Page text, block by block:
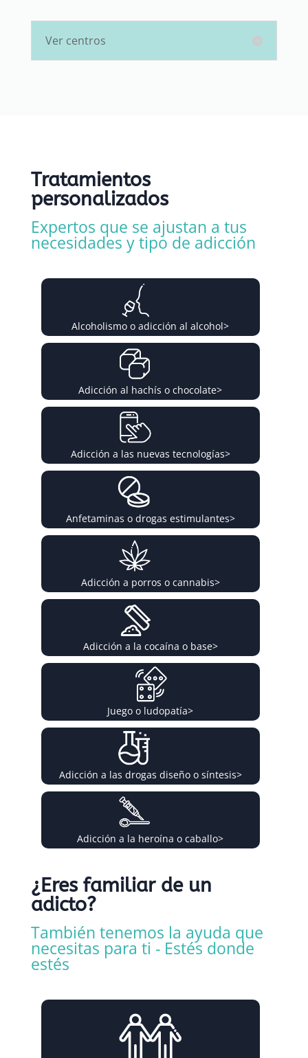
Ver centros
Tratamientos
personalizados
Expertos que se ajustan a tus
necesidades y tipo de adicción
Alcoholismo o adicción al alcohol>
Adicción al hachís o chocolate>
Adicción a las nuevas tecnologías>
Anfetaminas o drogas estimulantes>
Adicción a porros o cannabis>
Adicción a la cocaína o base>
Juego o ludopatía>
Adicción a las drogas diseño o síntesis>
Adicción a la heroína o caballo>
¿Eres familiar de un
adicto?
También tenemos la ayuda que
necesitas para ti - Estés donde
estés